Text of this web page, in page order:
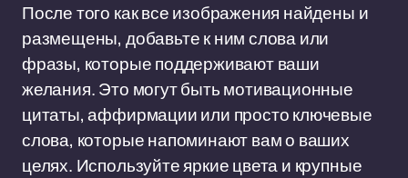
После того как все изображения найдены и
размещены, добавьте к ним слова или
фразы, которые поддерживают ваши
желания. Это могут быть мотивационные
цитаты, аффирмации или просто ключевые
слова, которые напоминают вам о ваших
целях. Используйте яркие цвета и крупные